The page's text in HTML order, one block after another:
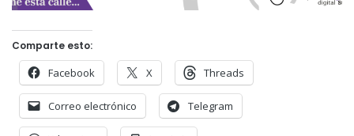
Comparte esto:
Facebook X Threads
Correo electrónico Telegram